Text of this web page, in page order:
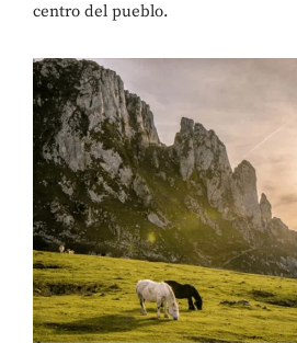
centro del pueblo.